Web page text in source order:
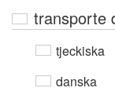
transporte
tjeckiska
danska